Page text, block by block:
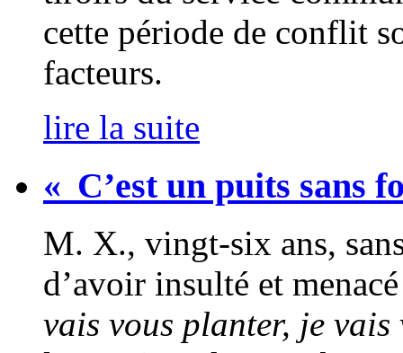
cette période de conflit
facteurs.
lire la suite
« C’est un puits sans
M. X., vingt-six ans,
d’avoir insulté et
vais vous planter, je